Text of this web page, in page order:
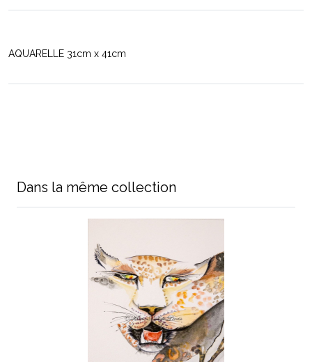
AQUARELLE 31cm x 41cm
Dans la même collection